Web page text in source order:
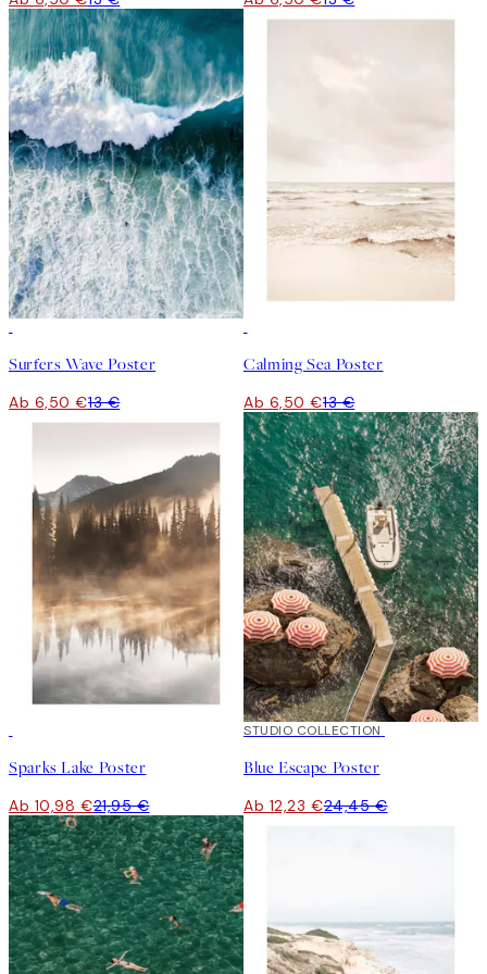
Surfers Wave Poster
Ab 6,50 €13 €
Calming Sea Poster
Ab 6,50 €13 €
Sparks Lake Poster
Ab 10,98 €21,95 €
50%*
STUDIO COLLECTION
Blue Escape Poster
Ab 12,23 €24,45 €